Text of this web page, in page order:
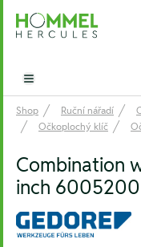
Hommel Hercules
Open main menu
Shop Ruční nářadí
Očkoplochý klíč
Combination
inch 6005200